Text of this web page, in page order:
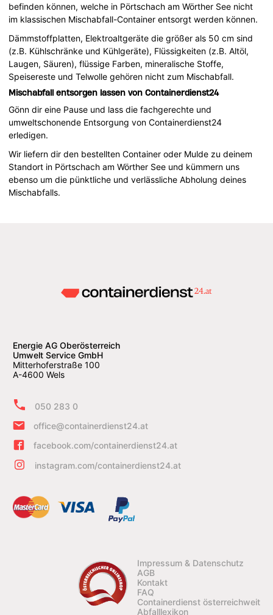
befinden können, welche in Pörtschach am Wörther See nicht
im klassischen Mischabfall-Container entsorgt werden können.
Dämmstoffplatten, Elektroaltgeräte die größer als 50 cm sind
(z.B. Kühlschränke und Kühlgeräte), Flüssigkeiten (z.B. Altöl,
Laugen, Säuren), flüssige Farben, mineralische Stoffe,
Speisereste und Telwolle gehören nicht zum Mischabfall.
Mischabfall entsorgen lassen von Containerdienst24
Gönn dir eine Pause und lass die fachgerechte und
umweltschonende Entsorgung von Containerdienst24
erledigen.
Wir liefern dir den bestellten Container oder Mulde zu deinem
Standort in Pörtschach am Wörther See und kümmern uns
ebenso um die pünktliche und verlässliche Abholung deines
Mischabfalls.
Energie AG Oberösterreich
Umwelt Service GmbH
Mitterhoferstraße 100
A-4600 Wels
050 283 0
office@containerdienst24.at
facebook.com/containerdienst24.at
instagram.com/containerdienst24.at
Impressum & Datenschutz
AGB
Kontakt
FAQ
Containerdienst österreichweit
Abfalllexikon